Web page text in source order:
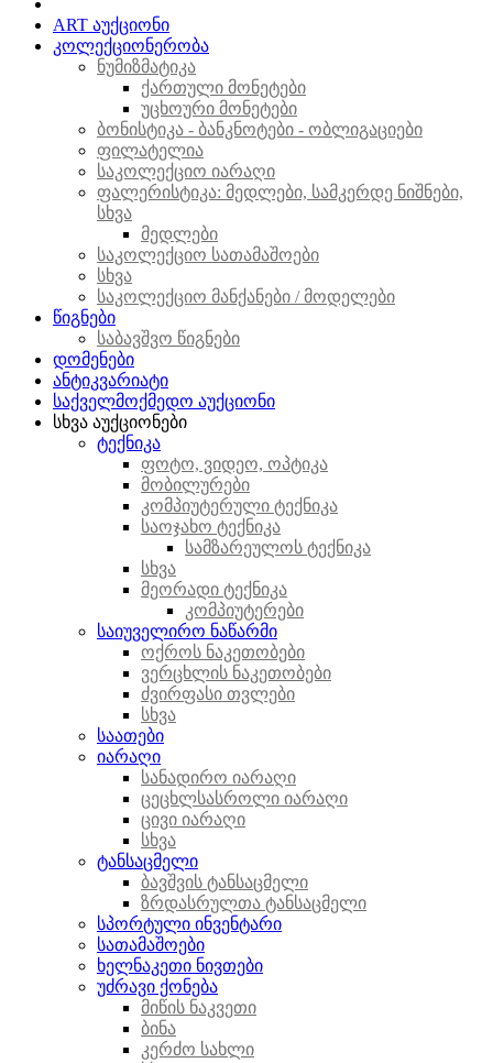
ART აუქციონი
კოლექციონერობა
ნუმიზმატიკა
ქართული მონეტები
უცხოური მონეტები
ბონისტიკა - ბანკნოტები - ობლიგაციები
ფილატელია
საკოლექციო იარაღი
ფალერისტიკა: მედლები, სამკერდე ნიშნები,
სხვა
მედლები
საკოლექციო სათამაშოები
სხვა
საკოლექციო მანქანები / მოდელები
წიგნები
საბავშვო წიგნები
დომენები
ანტიკვარიატი
საქველმოქმედო აუქციონი
სხვა აუქციონები
ტექნიკა
ფოტო, ვიდეო, ოპტიკა
მობილურები
კომპიუტერული ტექნიკა
საოჯახო ტექნიკა
სამზარეულოს ტექნიკა
სხვა
მეორადი ტექნიკა
კომპიუტერები
საიუველირო ნაწარმი
ოქროს ნაკეთობები
ვერცხლის ნაკეთობები
ძვირფასი თვლები
სხვა
საათები
იარაღი
სანადირო იარაღი
ცეცხლსასროლი იარაღი
ცივი იარაღი
სხვა
ტანსაცმელი
ბავშვის ტანსაცმელი
ზრდასრულთა ტანსაცმელი
სპორტული ინვენტარი
სათამაშოები
ხელნაკეთი ნივთები
უძრავი ქონება
მიწის ნაკვეთი
ბინა
კერძო სახლი